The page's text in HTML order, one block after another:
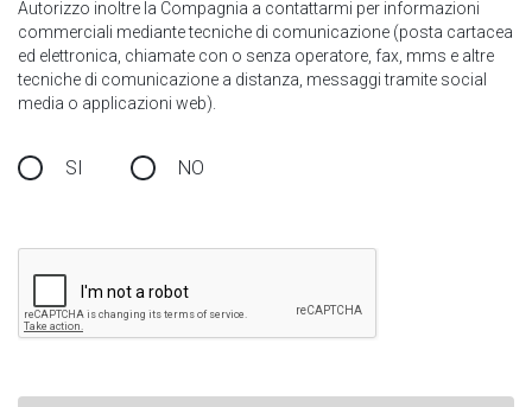
Autorizzo inoltre la Compagnia a contattarmi per informazioni
commerciali mediante tecniche di comunicazione (posta cartacea
ed elettronica, chiamate con o senza operatore, fax, mms e altre
tecniche di comunicazione a distanza, messaggi tramite social
media o applicazioni web).
SI NO